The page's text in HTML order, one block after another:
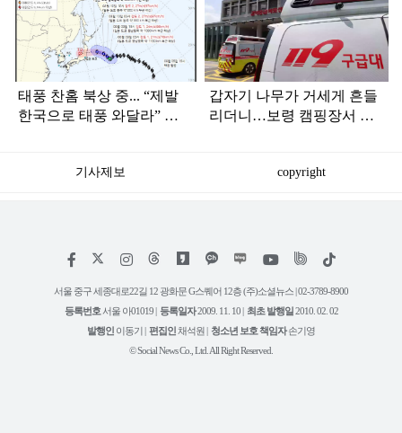
라
인
태풍 찬홈 북상 중... “제발
한국으로 태풍 와달라” 말
갑자기 나무가 거세게 흔들
리더니…보령 캠핑장서 일
기사제보 copyright
페
스
인
타
램
위
트
유
튜
틱
서울 중구 세종대로22길 12 광화문 G스퀘어 12층 (주)소셜뉴스 | 02-3789-8900
등록번호 서울 아01019 | 등록일자2009. 11. 10 | 최초 발행일2010. 02. 02
발행인 이동기 | 편집인채석원 | 청소년 보호 책임자손기영
© Social News Co., Ltd. All Right Reserved.